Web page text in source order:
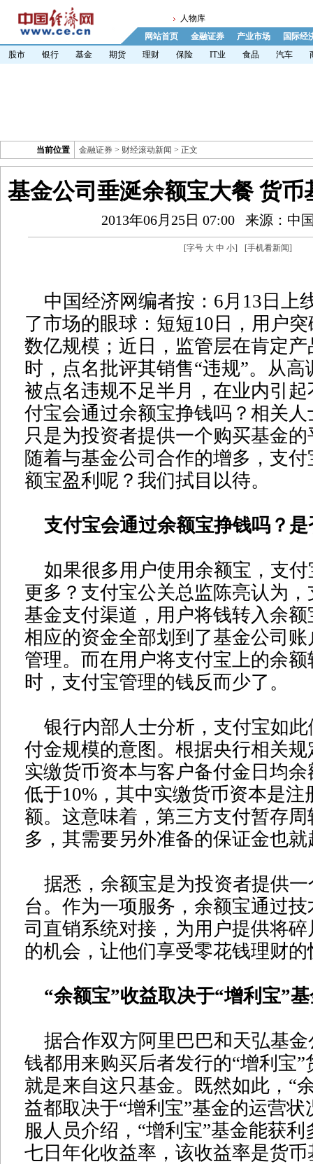
人物库
网站首页
金融证券 产业市场
国际经
股市
银行 基金 期货 理财 保险 IT业 食品 汽车
当前位置 金融证券 > 财经滚动新闻 > 正文
基金公司垂涎余额宝大餐 货币
2013年06月25日 07:00 来源：中
[字号 大 中 小] [手机看新闻]
中国经济网编者按： 6月13日上
了市场的眼球：短短10日，用户
数亿规模；近日，监管层在肯定
时，点名批评其销售“违规”。从
被点名违规不足半月，在业内引
付宝会通过余额宝挣钱吗？相关
只是为投资者提供一个购买基金
随着与基金公司合作的增多，支
额宝盈利呢？我们拭目以待。
支付宝会通过余额宝挣钱吗？
如果很多用户使用余额宝，支付
更多？支付宝公关总监陈亮认为
基金支付渠道，用户将钱转入余
相应的资金全部划到了基金公司
管理。而在用户将支付宝上的余
时，支付宝管理的钱反而少了。
银行内部人士分析，支付宝如此
付金规模的意图。根据央行相关
实缴货币资本与客户备付金日均
低于10%，其中实缴货币资本是注
额。这意味着，第三方支付暂存
多，其需要另外准备的保证金也就
据悉，余额宝是为投资者提供一
台。作为一项服务，余额宝通过
司直销系统对接，为用户提供将
的机会，让他们享受零花钱理财的
“余额宝”收益取决于“增利宝”
据合作双方阿里巴巴和天弘基金
钱都用来购买后者发行的“增利宝
就是来自这只基金。既然如此，“
益都取决于“增利宝”基金的运营
服人员介绍，“增利宝”基金能获
七日年化收益率，该收益率是货